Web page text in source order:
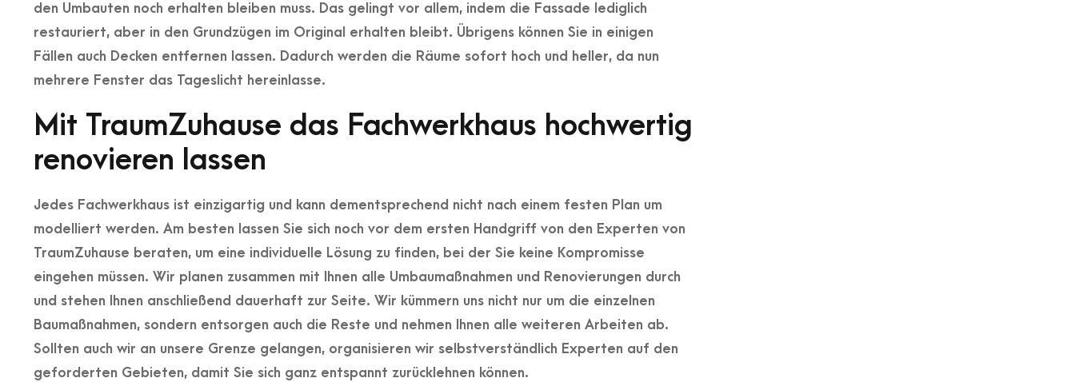
den Umbauten noch erhalten bleiben muss. Das gelingt vor allem, indem die Fassade lediglich
restauriert, aber in den Grundzügen im Original erhalten bleibt. Übrigens können Sie in einigen
Fällen auch Decken entfernen lassen. Dadurch werden die Räume sofort hoch und heller, da nun
mehrere Fenster das Tageslicht hereinlasse.
Mit TraumZuhause das Fachwerkhaus hochwertig
renovieren lassen
Jedes Fachwerkhaus ist einzigartig und kann dementsprechend nicht nach einem festen Plan um
modelliert werden. Am besten lassen Sie sich noch vor dem ersten Handgriff von den Experten von
TraumZuhause beraten, um eine individuelle Lösung zu finden, bei der Sie keine Kompromisse
eingehen müssen. Wir planen zusammen mit Ihnen alle Umbaumaßnahmen und Renovierungen durch
und stehen Ihnen anschließend dauerhaft zur Seite. Wir kümmern uns nicht nur um die einzelnen
Baumaßnahmen, sondern entsorgen auch die Reste und nehmen Ihnen alle weiteren Arbeiten ab.
Sollten auch wir an unsere Grenze gelangen, organisieren wir selbstverständlich Experten auf den
geforderten Gebieten, damit Sie sich ganz entspannt zurücklehnen können.